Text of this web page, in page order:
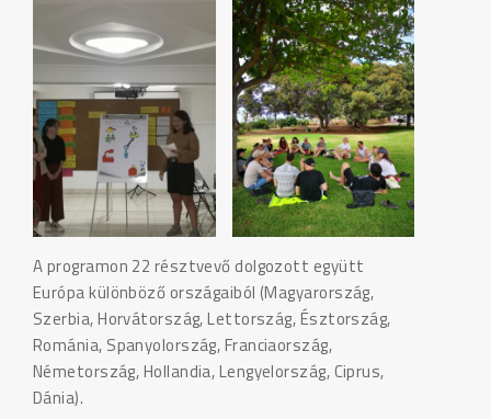
A programon 22 résztvevő dolgozott együtt
Európa különböző országaiból (Magyarország,
Szerbia, Horvátország, Lettország, Észtország,
Románia, Spanyolország, Franciaország,
Németország, Hollandia, Lengyelország, Ciprus,
Dánia).